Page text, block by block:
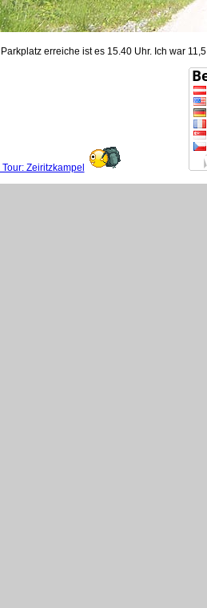
erreiche ist es 15.40 Uhr. Ich war
Zeiritzkampel